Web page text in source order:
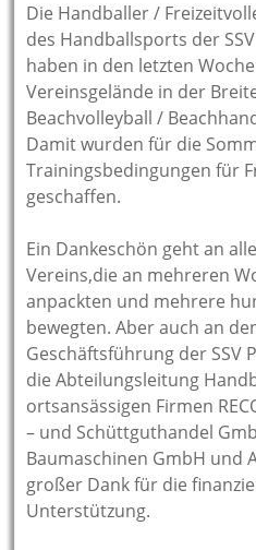
Die Handballer /
des Handballsports der
haben in den letzten
Vereinsgelände in der
Beachvolleyball /
Damit wurden für die
Trainingsbedingungen für
geschaffen.
Ein Dankeschön geht an
Vereins,die an mehreren
anpackten und mehrere
bewegten. Aber auch an
Geschäftsführung der SSV
die Abteilungsleitung
ortsansässigen Firmen
– und Schüttguthandel
Baumaschinen GmbH und
großer Dank für die
Unterstützung.